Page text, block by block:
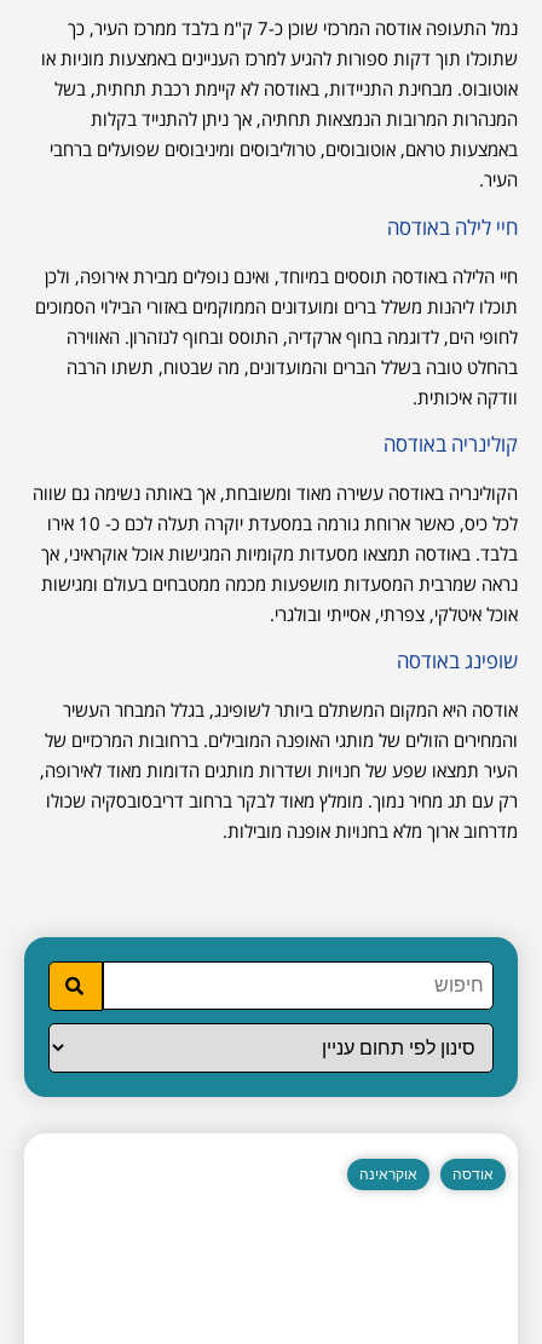
נמל התעופה אודסה המרכזי שוכן כ-7 ק"מ בלבד ממרכז העיר, כך
שתוכלו תוך דקות ספורות להגיע למרכז העניינים באמצעות מוניות או
אוטובוס. מבחינת התניידות, באודסה לא קיימת רכבת תחתית, בשל
המנהרות המרובות הנמצאות תחתיה, אך ניתן להתנייד בקלות
באמצעות טראם, אוטובוסים, טרוליבוסים ומיניבוסים שפועלים ברחבי
העיר.
חיי לילה באודסה
חיי הלילה באודסה תוססים במיוחד, ואינם נופלים מבירת אירופה, ולכן
תוכלו ליהנות משלל ברים ומועדונים הממוקמים באזורי הבילוי הסמוכים
לחופי הים, לדוגמה בחוף ארקדיה, התוסס ובחוף לנזהרון. האווירה
בהחלט טובה בשלל הברים והמועדונים, מה שבטוח, תשתו הרבה
וודקה איכותית.
קולינריה באודסה
הקולינריה באודסה עשירה מאוד ומשובחת, אך באותה נשימה גם שווה
לכל כיס, כאשר ארוחת גורמה במסעדת יוקרה תעלה לכם כ- 10 אירו
בלבד. באודסה תמצאו מסעדות מקומיות המגישות אוכל אוקראיני, אך
נראה שמרבית המסעדות מושפעות מכמה ממטבחים בעולם ומגישות
אוכל איטלקי, צפרתי, אסייתי ובולגרי.
שופינג באודסה
אודסה היא המקום המשתלם ביותר לשופינג, בגלל המבחר העשיר
והמחירים הזולים של מותגי האופנה המובילים. ברחובות המרכזיים של
העיר תמצאו שפע של חנויות ושדרות מותגים הדומות מאוד לאירופה,
רק עם תג מחיר נמוך. מומלץ מאוד לבקר ברחוב דריבסובסקיה שכולו
מדרחוב ארוך מלא בחנויות אופנה מובילות.
אודסה אוקראינה